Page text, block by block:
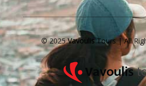
© 2025VavoulisTours | All